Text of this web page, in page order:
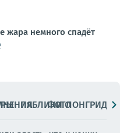
жара немного спадёт
ПАБЛИКИ
ФОТОЛОНГРИДЫ